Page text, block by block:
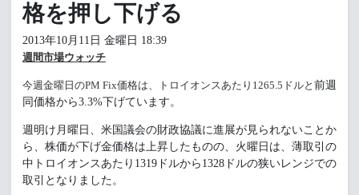
格を押し下げる
2013年10月11日 金曜日 18:39
週間市場ウォッチ
今週金曜日のPM Fix価格は、トロイオンスあたり1265.5ドルと 前週
同価格から3.3%下げています。
週明け月曜日、米国議会の財政協議に進展が見られないことか
ら、株価が下げ金価格は上昇したものの、火曜日は、薄取引の
中トロイオンスあたり1319ドルから1328ドルの狭いレンジでの
取引となりました。